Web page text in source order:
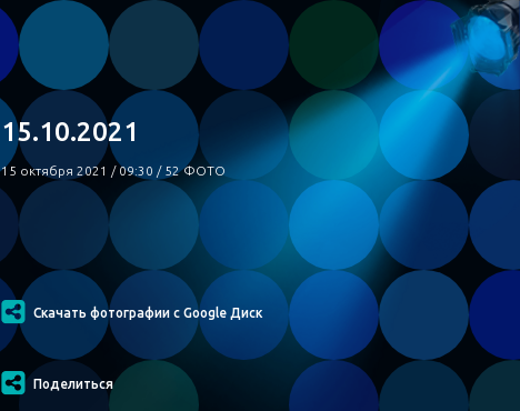
15.10.2021
15 октября 2021 / 09:30 / 52 ФОТО
Скачать фотографии с Google Диск
Поделиться